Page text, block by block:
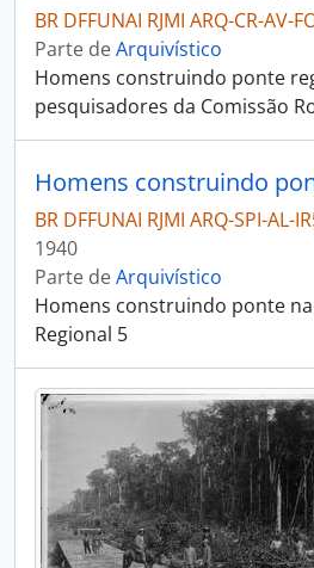
BR DFFUNAI RJMI ARQ-CR-AV-
Parte deArquivístico
Homens construindo ponte
pesquisadores da Comissão
Homens construindo
BR DFFUNAI RJMI ARQ-SPI-AL-
1940
Parte deArquivístico
Homens construindo ponte
Regional 5